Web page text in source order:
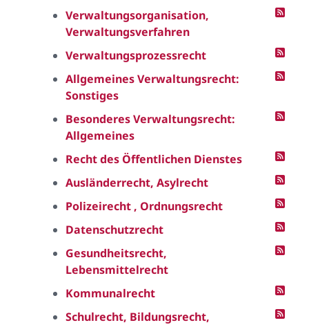
Verwaltungsorganisation,
Verwaltungsverfahren
Verwaltungsprozessrecht
Allgemeines Verwaltungsrecht:
Sonstiges
Besonderes Verwaltungsrecht:
Allgemeines
Recht des Öffentlichen Dienstes
Ausländerrecht, Asylrecht
Polizeirecht , Ordnungsrecht
Datenschutzrecht
Gesundheitsrecht,
Lebensmittelrecht
Kommunalrecht
Schulrecht, Bildungsrecht,